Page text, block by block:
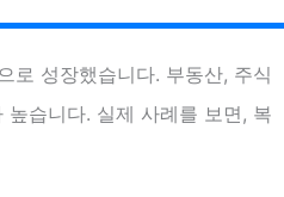
로 성장했습니다. 부동산, 주식
습니다. 실제 사례를 보면, 복